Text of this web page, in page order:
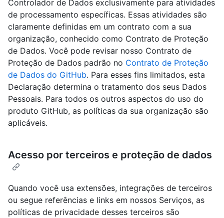
Controlador de Dados exclusivamente para atividades
de processamento específicas. Essas atividades são
claramente definidas em um contrato com a sua
organização, conhecido como Contrato de Proteção
de Dados. Você pode revisar nosso Contrato de
Proteção de Dados padrão no Contrato de Proteção
de Dados do GitHub. Para esses fins limitados, esta
Declaração determina o tratamento dos seus Dados
Pessoais. Para todos os outros aspectos do uso do
produto GitHub, as políticas da sua organização são
aplicáveis.
Acesso por terceiros e proteção de dados
Quando você usa extensões, integrações de terceiros
ou segue referências e links em nossos Serviços, as
políticas de privacidade desses terceiros são